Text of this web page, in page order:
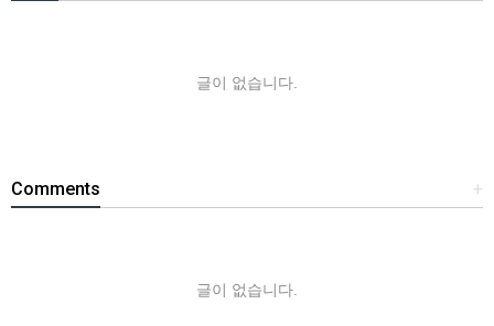
글이 없습니다.
+
Comments
글이 없습니다.